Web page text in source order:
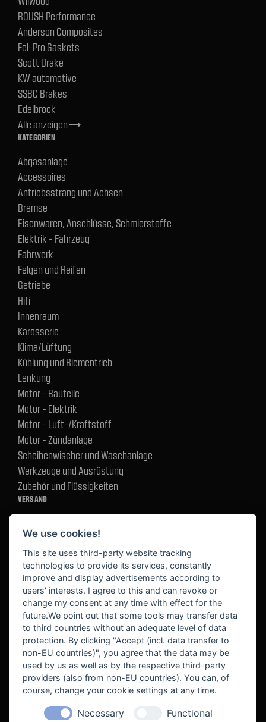
ROUSH Performance
Anderson Composites
Fel-Pro Gaskets
Scott Drake
KW automotive
SSBC Brakes
Edelbrock
Alle anzeigentrending_flat
KATEGORIEN
Abgasanlage
Accessoires
Antriebsstrang und Achsen
Bremse
Eisenwaren, Anschlüsse, Schmierstoffe
Elektrik - Fahrzeug
Fahrwerk
Felgen und Reifen
Getriebe
Hifi
Innenraum
Karosserie
Klima/Lüftung
Kühlung und Riementrieb
Lenkung
Motor - Bauteile
Motor - Elektrik
Motor - Luft-/Kraftstoff
Motor - Zündanlage
Scheibenwischer und Waschanlage
Werkzeuge und Ausrüstung
Zubehör und Flüssigkeiten
VERSAND
BEKANNT AUS
We use cookies!
This site uses third-party website tracking
technologies to provide its services, constantly
improve and display advertisements according to
users' interests. I agree to this and can revoke or
change my consent at any time with effect for the
future.We point out that some tools may transfer data
to third countries without an adequate level of data
protection. By clicking "Accept (incl. data transfer to
non-EU countries)", you agree that the data may be
used by us as well as by the respective third-party
providers (also from non-EU countries). You can, of
course, change your cookie settings at any time.
Necessary Functional